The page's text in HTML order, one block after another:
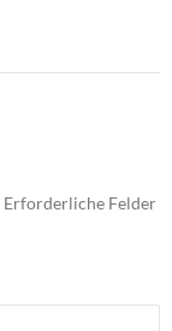
Erforderliche Felder